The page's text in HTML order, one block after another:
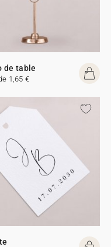
de table
1,65 €